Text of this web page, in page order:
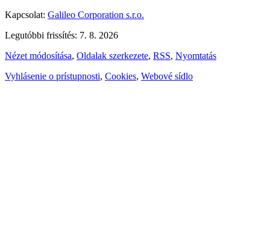
Kapcsolat: Galileo Corporation s.r.o.
Legutóbbi frissítés: 7. 8. 2026
Nézet módosítása, Oldalak szerkezete, RSS, Nyomtatás
Vyhlásenie o prístupnosti, Cookies, Webové sídlo